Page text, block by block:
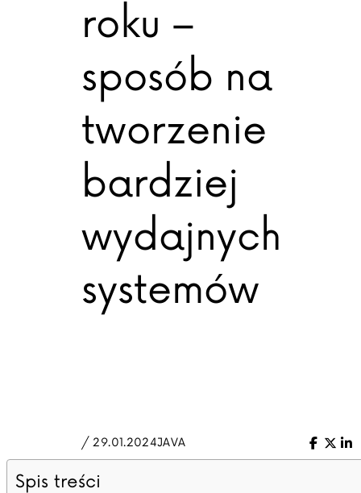
roku –
sposób na
tworzenie
bardziej
wydajnych
systemów
/ 29.01.2024JAVA
X
Spis treści